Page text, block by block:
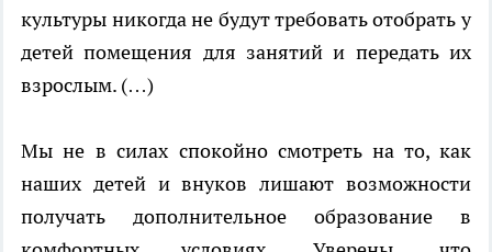
культуры никогда не будут требовать отобрать у
детей помещения для занятий и передать их
взрослым. (…)
Мы не в силах спокойно смотреть на то, как
наших детей и внуков лишают возможности
получать дополнительное образование в